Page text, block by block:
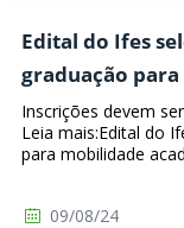
Edital do Ifes
graduação
Inscrições devem
Leia mais:Edital do
para mobilidade
09/08/24